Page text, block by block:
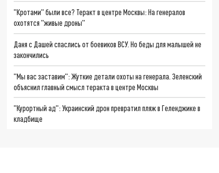
"Кротами" были все? Теракт в центре Москвы: На генералов
охотятся "живые дроны"
Даня с Дашей спаслись от боевиков ВСУ. Но беды для малышей не
закончились
"Мы вас заставим": Жуткие детали охоты на генерала. Зеленский
объяснил главный смысл теракта в центре Москвы
"Курортный ад": Украинский дрон превратил пляж в Геленджике в
кладбище